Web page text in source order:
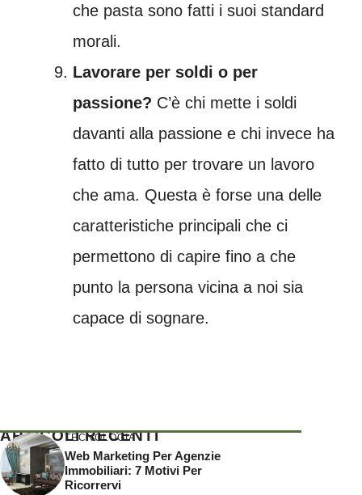
che pasta sono fatti i suoi standard
morali.
Lavorare per soldi o per
passione? C’è chi mette i soldi
davanti alla passione e chi invece ha
fatto di tutto per trovare un lavoro
che ama. Questa è forse una delle
caratteristiche principali che ci
permettono di capire fino a che
punto la persona vicina a noi sia
capace di sognare.
ARTICOLI RECENTI
TECNOLOGIA
Web Marketing Per Agenzie
Immobiliari: 7 Motivi Per
Ricorrervi